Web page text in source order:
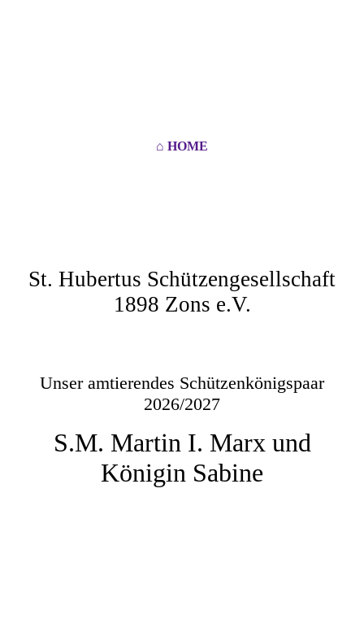
⌂ HOME
St. Hubertus Schützengesellschaft
1898 Zons e.V.
Unser amtierendes Schützenkönigspaar
2026/2027
S.M. Martin I. Marx und
Königin Sabine